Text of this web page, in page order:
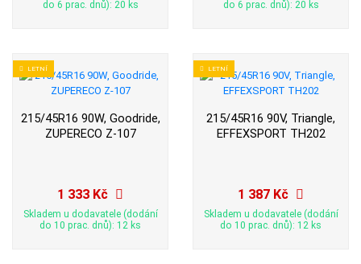
do 6 prac. dnů): 20 ks
do 6 prac. dnů): 20 ks
LETNÍ
215/45R16 90W, Goodride,
ZUPERECO Z-107
1 333 Kč
Skladem u dodavatele (dodání
do 10 prac. dnů): 12 ks
LETNÍ
215/45R16 90V, Triangle,
EFFEXSPORT TH202
1 387 Kč
Skladem u dodavatele (dodání
do 10 prac. dnů): 12 ks